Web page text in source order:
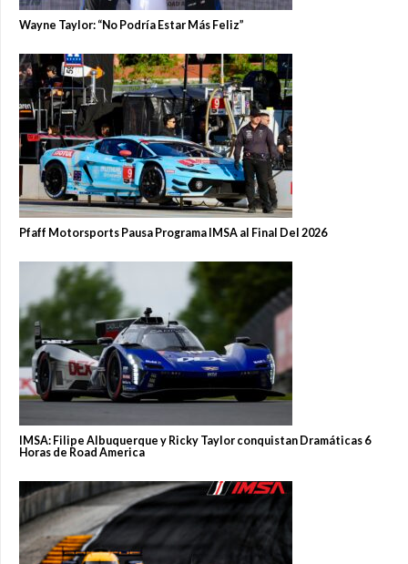
Wayne Taylor: “No Podría Estar Más Feliz”
Pfaff Motorsports Pausa Programa IMSA al Final Del 2026
IMSA: Filipe Albuquerque y Ricky Taylor conquistan Dramáticas 6
Horas de Road America